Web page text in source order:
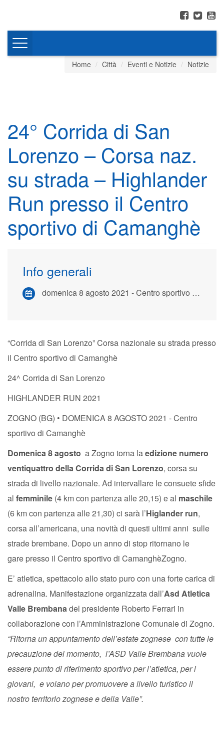
Toggle
Home
Città Eventi e Notizie Notizie
24° Corrida di San
Lorenzo – Corsa naz.
su strada – Highlander
Run presso il Centro
sportivo di Camanghè
Info generali
domenica 8 agosto 2021 - Centro sportivo di Camanghè
“Corrida di San Lorenzo” Corsa nazionale su strada presso
il Centro sportivo di Camanghè
24^ Corrida di San Lorenzo
HIGHLANDER RUN 2021
ZOGNO (BG) • DOMENICA 8 AGOSTO 2021 - Centro
sportivo di Camanghè
Domenica 8 agosto a Zogno torna laedizione numero
ventiquattro della Corrida di San Lorenzo, corsa su
strada di livello nazionale. Ad intervallare le consuete sfide
al femminile (4 km con partenza alle 20,15) e al maschile
(6 km con partenza alle 21,30) ci sarà l’Higlander run,
corsa all’americana, una novità di questi ultimi anni sulle
strade brembane. Dopo un anno di stop ritornano le
gare presso il Centro sportivo di CamanghèZogno.
E’ atletica, spettacolo allo stato puro con una forte carica di
adrenalina. Manifestazione organizzata dall’Asd Atletica
Valle Brembanadel presidente Roberto Ferrari in
collaborazione con l’Amministrazione Comunale di Zogno.
“Ritorna un appuntamento dell’estate zognese con tutte le
precauzione del momento, l’ASD Valle Brembana vuole
essere punto di riferimento sportivo per l’atletica, per i
giovani, e volano per promuovere a livello turistico il
nostro territorio zognese e della Valle”.